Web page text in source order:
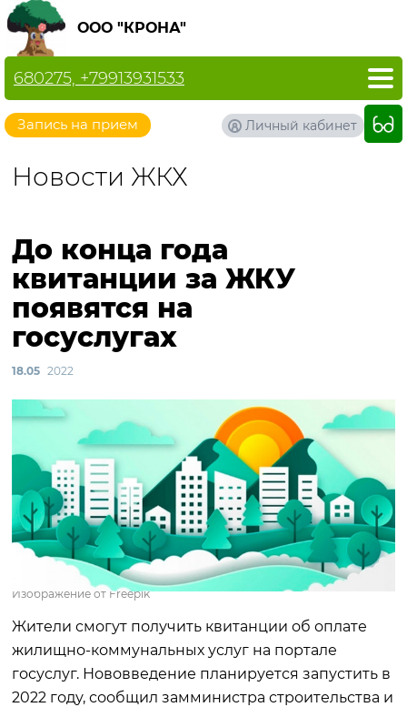
ООО "КРОНА"
Запись на прием
680275, +79913931533
Личный кабинет
Новости ЖКХ
До конца года
квитанции за ЖКУ
появятся на
госуслугах
18.05 2022
Изображение от Freepik
Жители смогут получить квитанции об оплате
жилищно-коммунальных услуг на портале
госуслуг. Нововведение планируется запустить в
2022 году, сообщил замминистра строительства и